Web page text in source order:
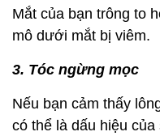
Mắt của bạn trông to
mô dưới mắt bị viêm.
3. Tóc ngừng mọc
Nếu bạn cảm thấy
có thể là dấu hiệu